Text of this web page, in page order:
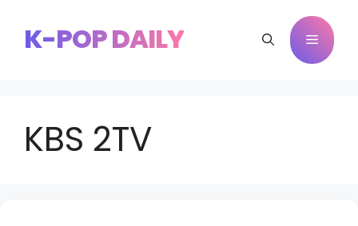
contenido
K-POP DAILY Menú
KBS 2TV